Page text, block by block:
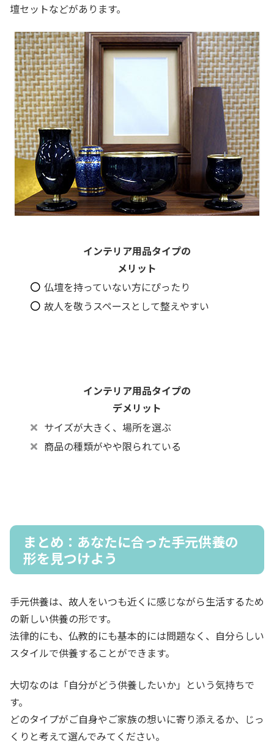
壇セットなどがあります。
インテリア用品タイプの
メリット
仏壇を持っていない方にぴったり
故人を敬うスペースとして整えやすい
インテリア用品タイプの
デメリット
サイズが大きく、場所を選ぶ
商品の種類がやや限られている
まとめ：あなたに合った手元供養の
形を見つけよう
手元供養は、故人をいつも近くに感じながら生活するため
の新しい供養の形です。
法律的にも、仏教的にも基本的には問題なく、自分らしい
スタイルで供養することができます。
大切なのは「自分がどう供養したいか」という気持ちで
す。
どのタイプがご自身やご家族の想いに寄り添えるか、じっ
くりと考えて選んでみてください。